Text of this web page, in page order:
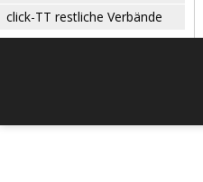
click-TT restliche Verbände